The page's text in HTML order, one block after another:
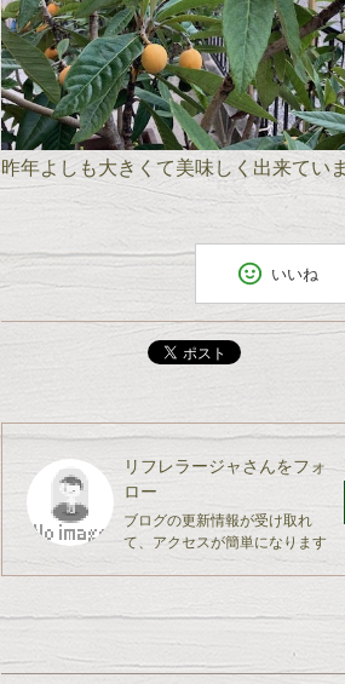
昨年よしも大きくて美味しく出来てい
いいね
ポスト
リフレラージャさんをフォ
ロー
ブログの更新情報が受け取れ
て、アクセスが簡単になります